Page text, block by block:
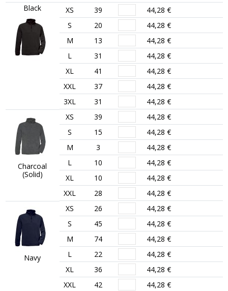
Black
XS 39
44,28 €
S
20
44,28 €
M
13
44,28 €
L
31
44,28 €
XL
41
44,28 €
XXL
37
44,28 €
3XL
31 44,28 €
Charcoal
(Solid)
XS 39
44,28 €
S
15
44,28 €
M
3
44,28 €
L
10
44,28 €
XL
10
44,28 €
XXL
28 44,28 €
Navy
XS 26
44,28 €
S
45
44,28 €
M
74
44,28 €
L
22
44,28 €
XL
36
44,28 €
XXL
42
44,28 €